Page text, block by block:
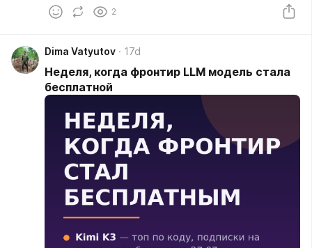
2
Dima Vatyutov 17d
Неделя, когда фронтир LLM модель стала
бесплатной